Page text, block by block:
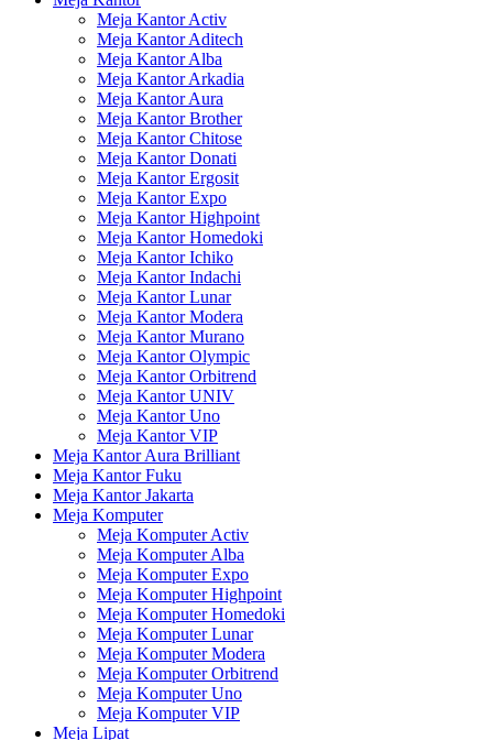
Meja Kantor Activ
Meja Kantor Aditech
Meja Kantor Alba
Meja Kantor Arkadia
Meja Kantor Aura
Meja Kantor Brother
Meja Kantor Chitose
Meja Kantor Donati
Meja Kantor Ergosit
Meja Kantor Expo
Meja Kantor Highpoint
Meja Kantor Homedoki
Meja Kantor Ichiko
Meja Kantor Indachi
Meja Kantor Lunar
Meja Kantor Modera
Meja Kantor Murano
Meja Kantor Olympic
Meja Kantor Orbitrend
Meja Kantor UNIV
Meja Kantor Uno
Meja Kantor VIP
Meja Kantor Aura Brilliant
Meja Kantor Fuku
Meja Kantor Jakarta
Meja Komputer
Meja Komputer Activ
Meja Komputer Alba
Meja Komputer Expo
Meja Komputer Highpoint
Meja Komputer Homedoki
Meja Komputer Lunar
Meja Komputer Modera
Meja Komputer Orbitrend
Meja Komputer Uno
Meja Komputer VIP
Meja Lipat